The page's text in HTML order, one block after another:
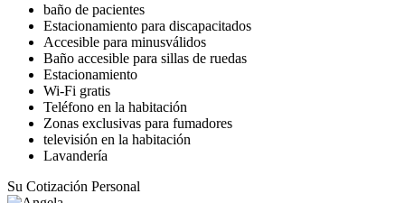
baño de pacientes
Estacionamiento para discapacitados
Accesible para minusválidos
Baño accesible para sillas de ruedas
Estacionamiento
Wi-Fi gratis
Teléfono en la habitación
Zonas exclusivas para fumadores
televisión en la habitación
Lavandería
Su Cotización Personal